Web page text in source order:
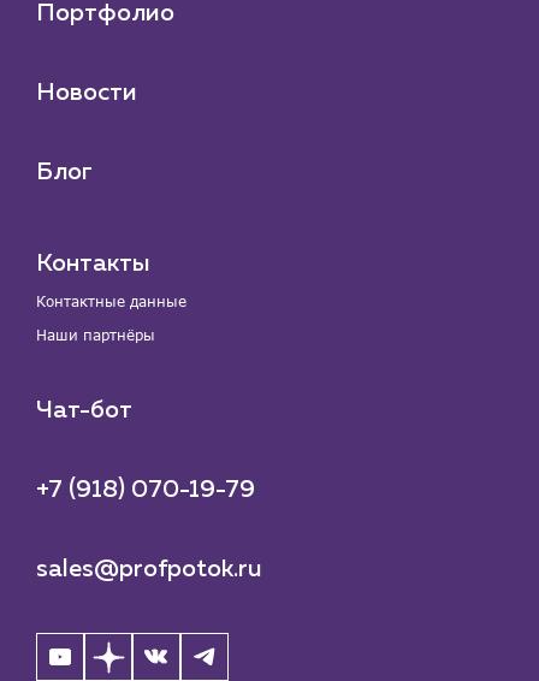
Портфолио
Новости
Блог
Контакты
Контактные данные
Наши партнёры
Чат-бот
+7 (918) 070-19-79
sales@profpotok.ru